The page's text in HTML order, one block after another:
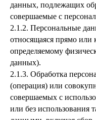
данных, подлежащих
совершаемые с
2.1.2. Персональные
относящаяся прямо или
определяемому
данных).
2.1.3. Обработка
(операция) или
совершаемых с
или без использования